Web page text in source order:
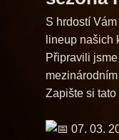
S hrdostí
lineup našich
Připravili
​Zapište si
07. 03.